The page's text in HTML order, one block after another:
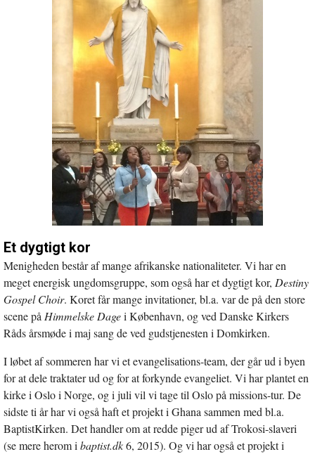
Et dygtigt kor
Menigheden består af mange afrikanske nationaliteter. Vi har en
meget energisk ungdomsgruppe, som også har et dygtigt kor, Destiny
Gospel Choir. Koret får mange invitationer, bl.a. var de på den store
scene påHimmelske Dagei København, og ved Danske Kirkers
Råds årsmøde i maj sang de ved gudstjenesten i Domkirken.
I løbet af sommeren har vi et evangelisations-team, der går ud i byen
for at dele traktater ud og for at forkynde evangeliet. Vi har plantet en
kirke i Oslo i Norge, og i juli vil vi tage til Oslo på missions-tur. De
sidste ti år har vi også haft et projekt i Ghana sammen med bl.a.
BaptistKirken. Det handler om at redde piger ud af Trokosi-slaveri
(se mere herom ibaptist.dk6, 2015). Og vi har også et projekt i